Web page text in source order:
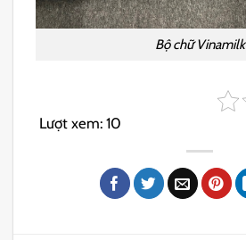
Bộ chữ Vinamilk
Lượt xem: 10